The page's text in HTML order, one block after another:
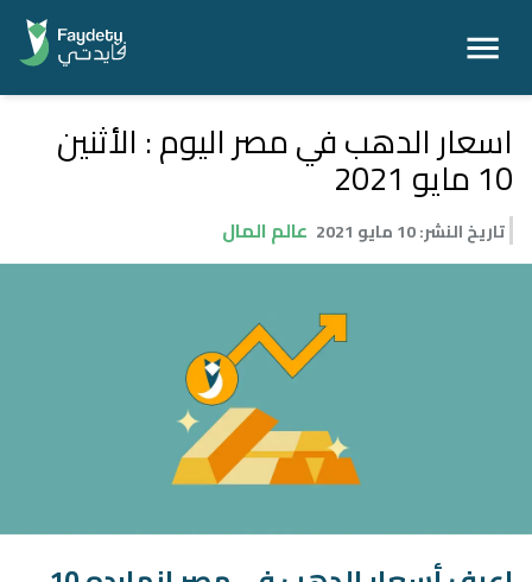
اسعار الدهب في مصر اليوم : الأثنين
10 مايو 2021
تاريخ النشر:10 مايو 2021 عالم المال